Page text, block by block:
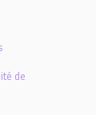
de